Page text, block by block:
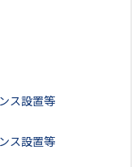
ス設置等
ス設置等